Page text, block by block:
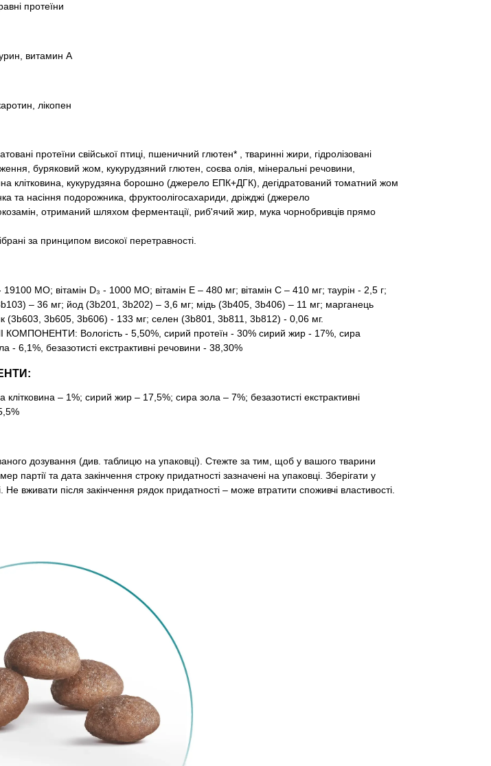
протеїни
витамин А
лікопен
протеїни свійської птиці, пшеничний глютен* , тваринні жири, гідролізовані
буряковий жом, кукурудзяний глютен, соєва олія, мінеральні речовини,
клітковина, кукурудзяна борошно (джерело ЕПК+ДГК), дегідратований томатний жом
та насіння подорожника, фруктоолiгосахариди, дріжджі (джерело
отриманий шляхом ферментації, риб'ячий жир, мука чорнобривців прямо
за принципом високої перетравності.
19100 МО; вітамін D₃ - 1000 МО; вітамін Е – 480 мг; вітамін С – 410 мг; таурін - 2,5 г;
– 36 мг; йод (3b201, 3b202) – 3,6 мг; мідь (3b405, 3b406) – 11 мг; марганець
(3b603, 3b605, 3b606) - 133 мг; селен (3b801, 3b811, 3b812) - 0,06 мг.
КОМПОНЕНТИ: Вологість - 5,50%, сирий протеїн - 30% сирий жир - 17%, сира
- 6,1%, безазотисті екстрактивні речовини - 38,30%
– 1%; сирий жир – 17,5%; сира зола – 7%; безазотисті екстрактивні
дозування (див. таблицю на упаковці). Стежте за тим, щоб у вашого тварини
партії та дата закінчення строку придатності зазначені на упаковці. Зберігати у
вживати після закінчення рядок придатності – може втратити споживчі властивості.